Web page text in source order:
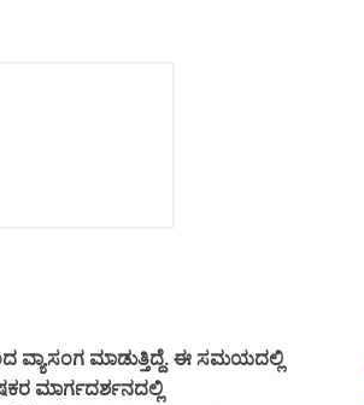
ವ್ಯಾಸಂಗ ಮಾಡುತ್ತಿದ್ದೆ. ಈ ಸಮಯದಲ್ಲಿ
ಮಾರ್ಗದರ್ಶನದಲ್ಲಿ